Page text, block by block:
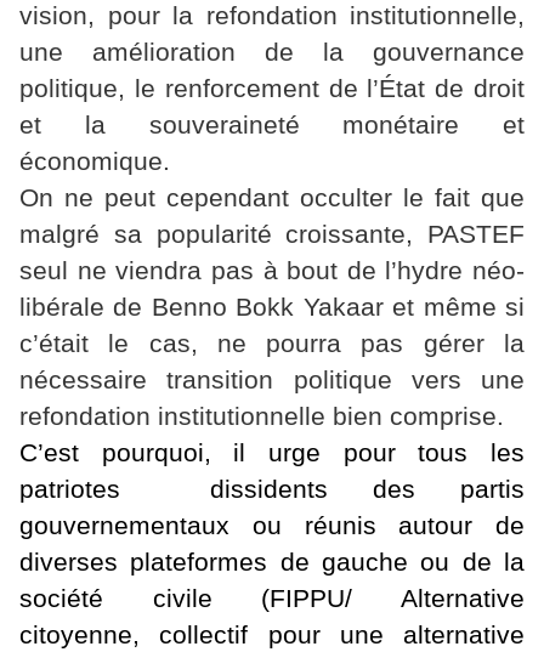
vision, pour la refondation institutionnelle,
une amélioration de la gouvernance
politique, le renforcement de l’État de droit
et la souveraineté monétaire et
économique.
On ne peut cependant occulter le fait que
malgré sa popularité croissante, PASTEF
seul ne viendra pas à bout de l’hydre néo-
libérale de Benno Bokk Yakaar et même si
c’était le cas, ne pourra pas gérer la
nécessaire transition politique vers une
refondation institutionnelle bien comprise.
C’est pourquoi, il urge pour tous les
patriotes dissidents des partis
gouvernementaux ou réunis autour de
diverses plateformes de gauche ou de la
société civile (FIPPU/ Alternative
citoyenne,collectif pour une alternative